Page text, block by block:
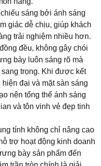
tính không chỉ nâng cao
trợ hoạt động kinh doanh
bày sản phẩm đến
trần tròn chính là giải
các trung tâm thương
chỉ hiển thị sản phẩm
nên những ấn tượng đầu
Mọi Góc Nhà –
chỉ nằm ở kiến trúc hay